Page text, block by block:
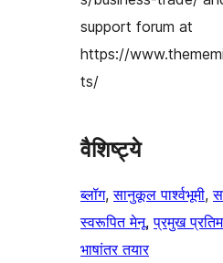
support forum at
https://
ts/
वैशिष्ट्ये
ब्लॉग, सानुकूल पार्श्वभूमी,
स्वरूपित मेनू, प्रमुख
भाषांतर तयार